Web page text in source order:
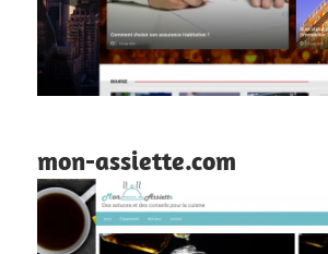
mon-assiette.com